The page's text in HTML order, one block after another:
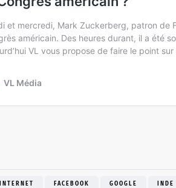
FACEBOOK GOOGLE INDE